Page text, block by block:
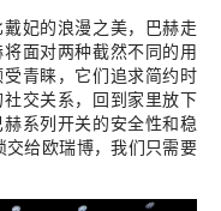
妃的浪漫之美，巴赫走
面对两种截然不同的用
青睐，它们追求简约时
交关系，回到家里放下
系列开关的安全性和稳
交给欧瑞博，我们只需要